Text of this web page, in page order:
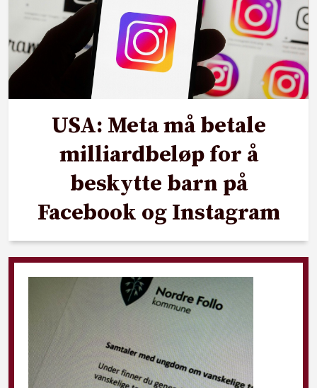
USA: Meta må betale
milliardbeløp for å
beskytte barn på
Facebook og Instagram